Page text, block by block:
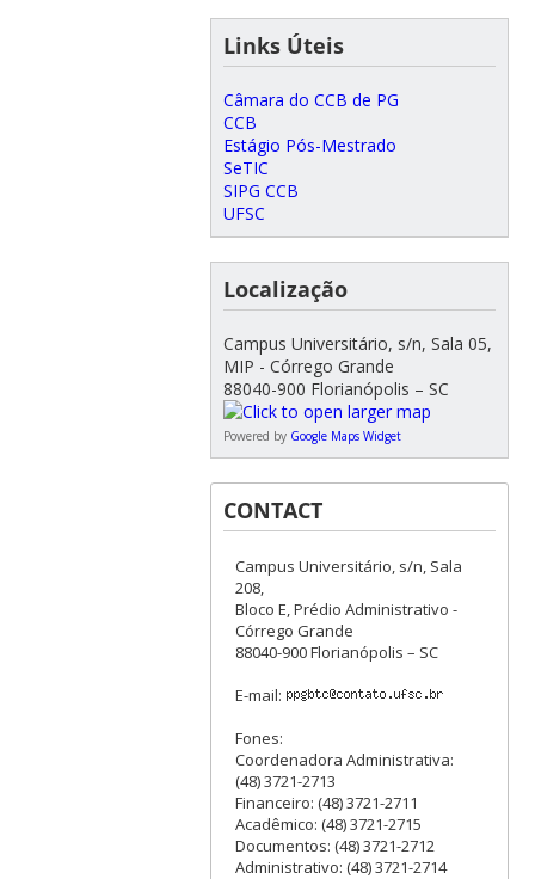
Links Úteis
Câmara do CCB de PG
CCB
Estágio Pós-Mestrado
SeTIC
SIPG CCB
UFSC
Localização
Campus Universitário, s/n, Sala 05,
MIP - Córrego Grande
88040-900 Florianópolis – SC
Powered by Google Maps Widget
CONTACT
Campus Universitário, s/n, Sala
208,
Bloco E, Prédio Administrativo -
Córrego Grande
88040-900 Florianópolis – SC
E-mail:
Fones:
Coordenadora Administrativa:
(48) 3721-2713
Financeiro: (48) 3721-2711
Acadêmico: (48) 3721-2715
Documentos: (48) 3721-2712
Administrativo: (48) 3721-2714